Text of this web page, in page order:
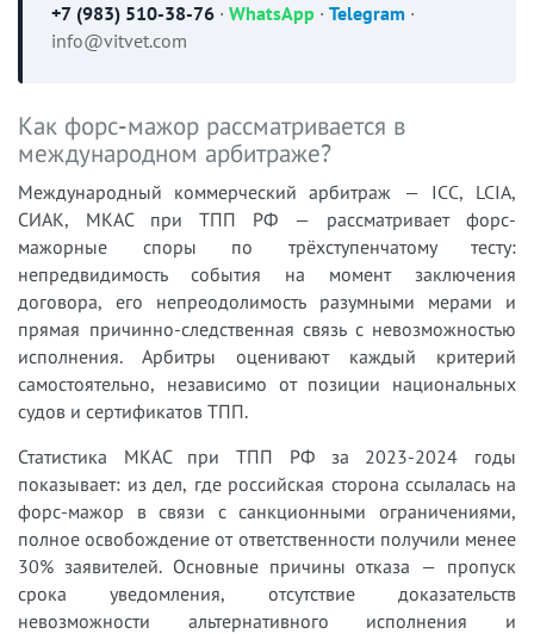
+7 (983) 510-38-76 · WhatsApp · Telegram ·
info@vitvet.com
Как форс-мажор рассматривается в
международном арбитраже?
Международный коммерческий арбитраж — ICC, LCIA,
СИАК, МКАС при ТПП РФ — рассматривает форс-
мажорные споры по трёхступенчатому тесту:
непредвидимость события на момент заключения
договора, его непреодолимость разумными мерами и
прямая причинно-следственная связь с невозможностью
исполнения. Арбитры оценивают каждый критерий
самостоятельно, независимо от позиции национальных
судов и сертификатов ТПП.
Статистика МКАС при ТПП РФ за 2023-2024 годы
показывает: из дел, где российская сторона ссылалась на
форс-мажор в связи с санкционными ограничениями,
полное освобождение от ответственности получили менее
30% заявителей. Основные причины отказа — пропуск
срока уведомления, отсутствие доказательств
невозможности альтернативного исполнения и